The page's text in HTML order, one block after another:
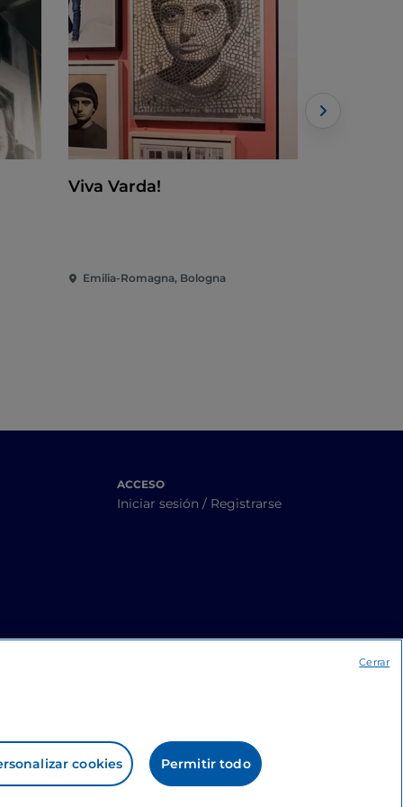
Viva Varda!
Emilia-Romagna, Bologna
ACCESO
Iniciar sesión / Registrarse
cookies Permitir todo
Cerrar